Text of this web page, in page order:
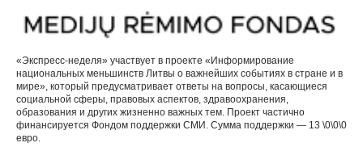
«Экспресс-неделя» участвует в проекте «Информирование
национальных меньшинств Литвы о важнейших событиях в стране и в
мире», который предусматривает ответы на вопросы, касающиеся
социальной сферы, правовых аспектов, здравоохранения,
образования и других жизненно важных тем. Проект частично
финансируется Фондом поддержки СМИ. Сумма поддержки — 13 \0\0\0
евро.